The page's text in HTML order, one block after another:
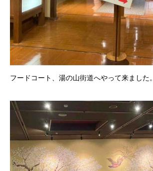
フードコート、湯の山街道へやって来ました。